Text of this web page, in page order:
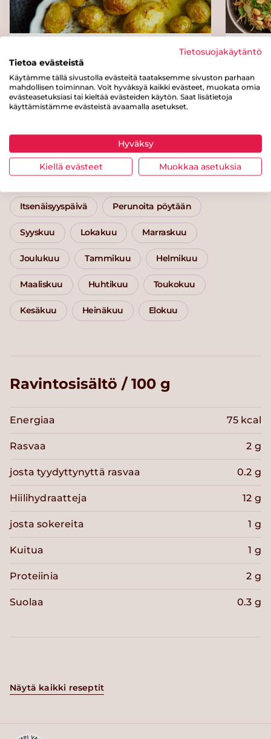
Paahdetut perunat ja basilika-
fetadippi
Lisäkkeet Peruna- ja viljalisäkkeet Peruna
Itsenäisyyspäivä Perunoita pöytään
Syyskuu Lokakuu Marraskuu
Joulukuu Tammikuu Helmikuu
Maaliskuu Huhtikuu Toukokuu
Kesäkuu Heinäkuu Elokuu
Ravintosisältö / 100 g
Energiaa 75 kcal
Rasvaa 2 g
josta tyydyttynyttä rasvaa 0.2 g
Hiilihydraatteja 12 g
josta sokereita 1 g
Kuitua 1 g
Proteiinia 2 g
Suolaa 0.3 g
Näytä kaikki reseptit
Tietosuojakäytäntö
Tietoa evästeistä
Käytämme tällä sivustolla evästeitä taataksemme sivuston parhaan
mahdollisen toiminnan. Voit hyväksyä kaikki evästeet, muokata omia
evästeasetuksiasi tai kieltää evästeiden käytön. Saat lisätietoja
käyttämistämme evästeistä avaamalla asetukset.
Hyväksy
Kiellä evästeet Muokkaa asetuksia